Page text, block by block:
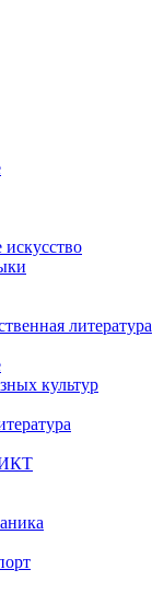
искусство
литература
культур